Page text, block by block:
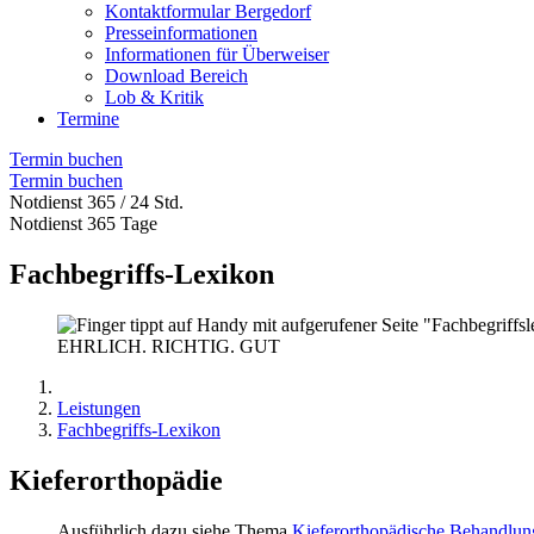
Kontaktformular Bergedorf
Presseinformationen
Informationen für Überweiser
Download Bereich
Lob & Kritik
Termine
Termin buchen
Termin buchen
Notdienst 365 / 24 Std.
Notdienst 365 Tage
Fachbegriffs-Lexikon
EHRLICH. RICHTIG. GUT
Leistungen
Fachbegriffs-Lexikon
Kieferorthopädie